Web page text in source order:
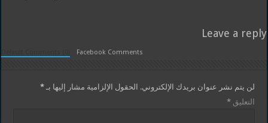
Leave a reply
Facebook Comments
لن يتم نشر عنوان بريدك الإلكتروني. الحقول الإلزامية مشار إليها بـ*
التعليق*